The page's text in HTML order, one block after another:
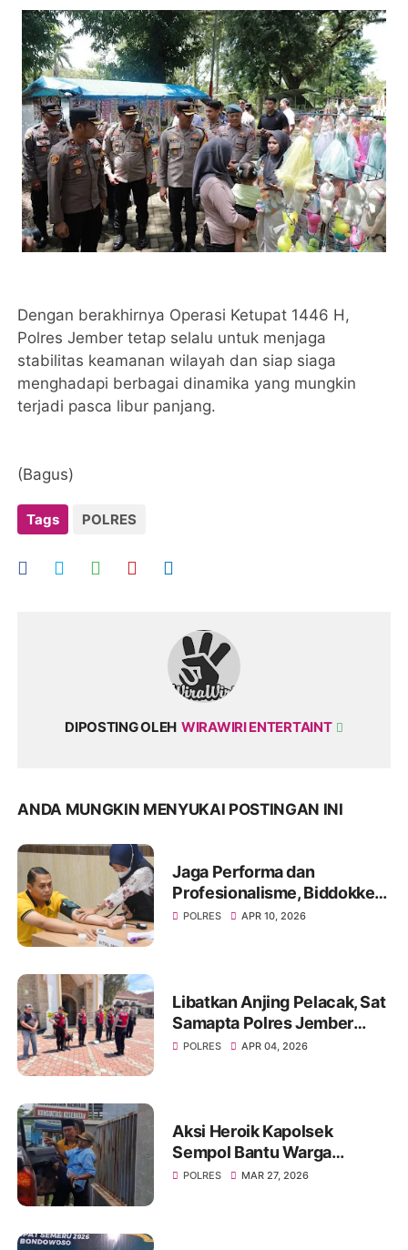
Dengan berakhirnya Operasi Ketupat 1446 H,
Polres Jember tetap selalu untuk menjaga
stabilitas keamanan wilayah dan siap siaga
menghadapi berbagai dinamika yang mungkin
terjadi pasca libur panjang.
(Bagus)
Tags POLRES
DIPOSTING OLEH WIRAWIRI ENTERTAINT
ANDA MUNGKIN MENYUKAI POSTINGAN INI
Jaga Performa dan
Profesionalisme, Biddokkes
Polda Jatim Gelar Rikes
POLRES APR 10, 2026
Libatkan Anjing Pelacak, Sat
Samapta Polres Jember
Sterilisasi Gereja Jelang
POLRES APR 04, 2026
Aksi Heroik Kapolsek
Sempol Bantu Warga
Kecelakaan Saat Akan
POLRES MAR 27, 2026